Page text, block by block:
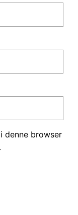
denne browser